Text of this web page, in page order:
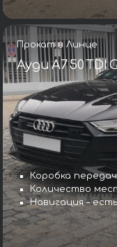
Прокат в Линце
Ауди A7 50
Коробка
Количество
Навигация – есть